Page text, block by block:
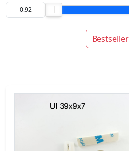
Bestseller